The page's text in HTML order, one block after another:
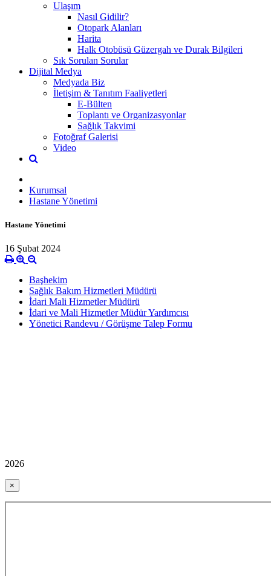
Ulaşım
Nasıl Gidilir?
Otopark Alanları
Harita
Halk Otobüsü Güzergah ve Durak Bilgileri
Sık Sorulan Sorular
Dijital Medya
Medyada Biz
İletişim & Tanıtım Faaliyetleri
E-Bülten
Toplantı ve Organizasyonlar
Sağlık Takvimi
Fotoğraf Galerisi
Video
Kurumsal
Hastane Yönetimi
Hastane Yönetimi
16 Şubat 2024
Başhekim
Sağlık Bakım Hizmetleri Müdürü
İdari Mali Hizmetler Müdürü
İdari ve Mali Hizmetler Müdür Yardımcısı
Yönetici Randevu / Görüşme Talep Formu
2026
×